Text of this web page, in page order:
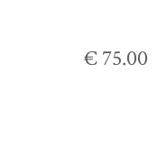
€ 75.00